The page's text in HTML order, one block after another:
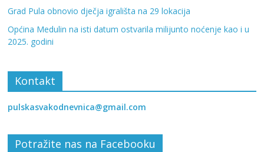
Grad Pula obnovio dječja igrališta na 29 lokacija
Općina Medulin na isti datum ostvarila milijunto noćenje kao i u
2025. godini
Kontakt
pulskasvakodnevnica@gmail.com
Potražite nas na Facebooku